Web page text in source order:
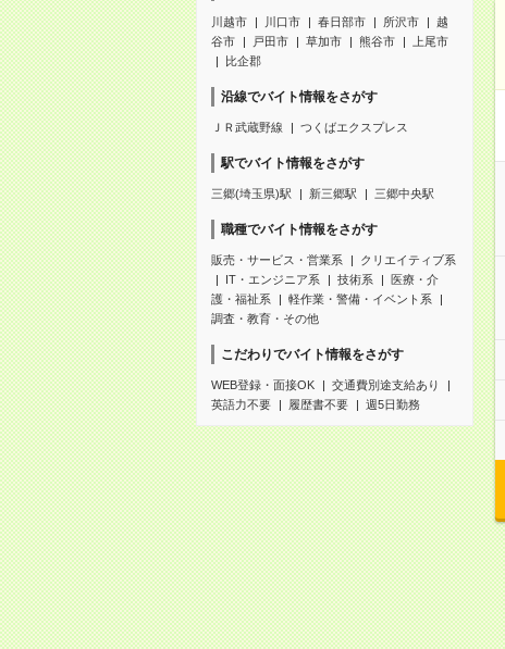
川越市 川口市 春日部市 所沢市
越
谷市
戸田市 草加市 熊谷市
上尾市
比企郡
沿線でバイト情報をさがす
ＪＲ武蔵野線 つくばエクスプレス
駅でバイト情報をさがす
三郷(埼玉県)駅 新三郷駅 三郷中央駅
職種でバイト情報をさがす
販売・サービス・営業系
クリエイティブ系
IT・エンジニア系
技術系
医療・介
護・福祉系
軽作業・警備・イベント系
調査・教育・その他
こだわりでバイト情報をさがす
WEB登録・面接OK
交通費別途支給あり
英語力不要
履歴書不要 週5日勤務